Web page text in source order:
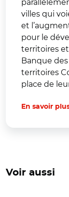
villes qui
et
pour le
territoires
Banque
territoires
place de
En savoir
Voir aussi